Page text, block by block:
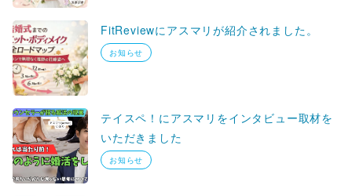
FitReviewにアスマリが紹介されました。
お知らせ
テイスペ！にアスマリをインタビュー取材を
いただきました
お知らせ